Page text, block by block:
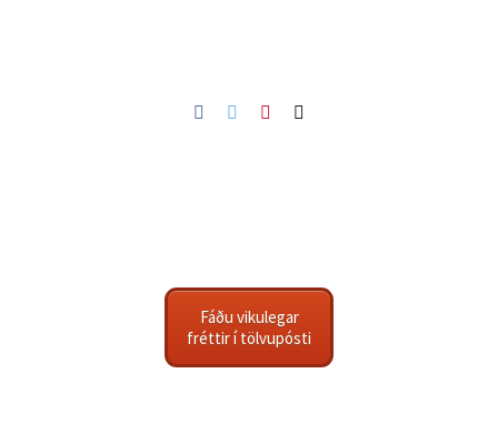
Facebook
TwitterPinterest
Fáðu vikulegar
fréttir í tölvupósti